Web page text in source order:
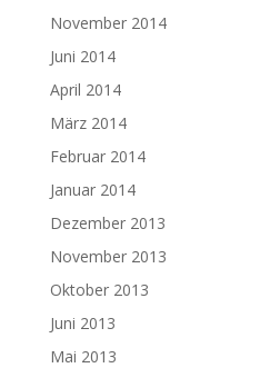
November 2014
Juni 2014
April 2014
März 2014
Februar 2014
Januar 2014
Dezember 2013
November 2013
Oktober 2013
Juni 2013
Mai 2013